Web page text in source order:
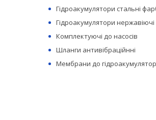
Гідроакумулятори стальні
Гідроакумулятори нержавіючі
Комплектуючі до насосів
Шланги антивібраційнні
Мембрани до